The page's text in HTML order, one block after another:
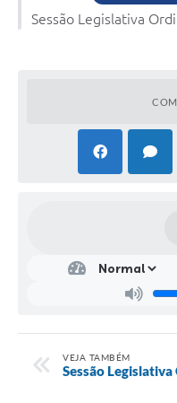
Sessão Legislativa
VEJA TAMBÉM
Sessão